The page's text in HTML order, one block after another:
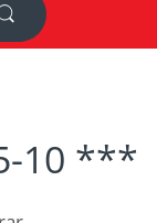
10 ***